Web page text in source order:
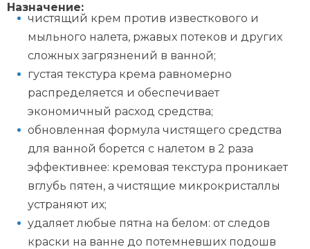
Назначение:
чистящий крем против известкового и
мыльного налета, ржавых потеков и других
сложных загрязнений в ванной;
густая текстура крема равномерно
распределяется и обеспечивает
экономичный расход средства;
обновленная формула чистящего средства
для ванной борется с налетом в 2 раза
эффективнее: кремовая текстура проникает
вглубь пятен, а чистящие микрокристаллы
устраняют их;
удаляет любые пятна на белом: от следов
краски на ванне до потемневших подошв